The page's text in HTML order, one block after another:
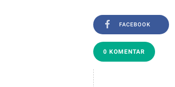
FACEBOOK
0 KOMENTAR